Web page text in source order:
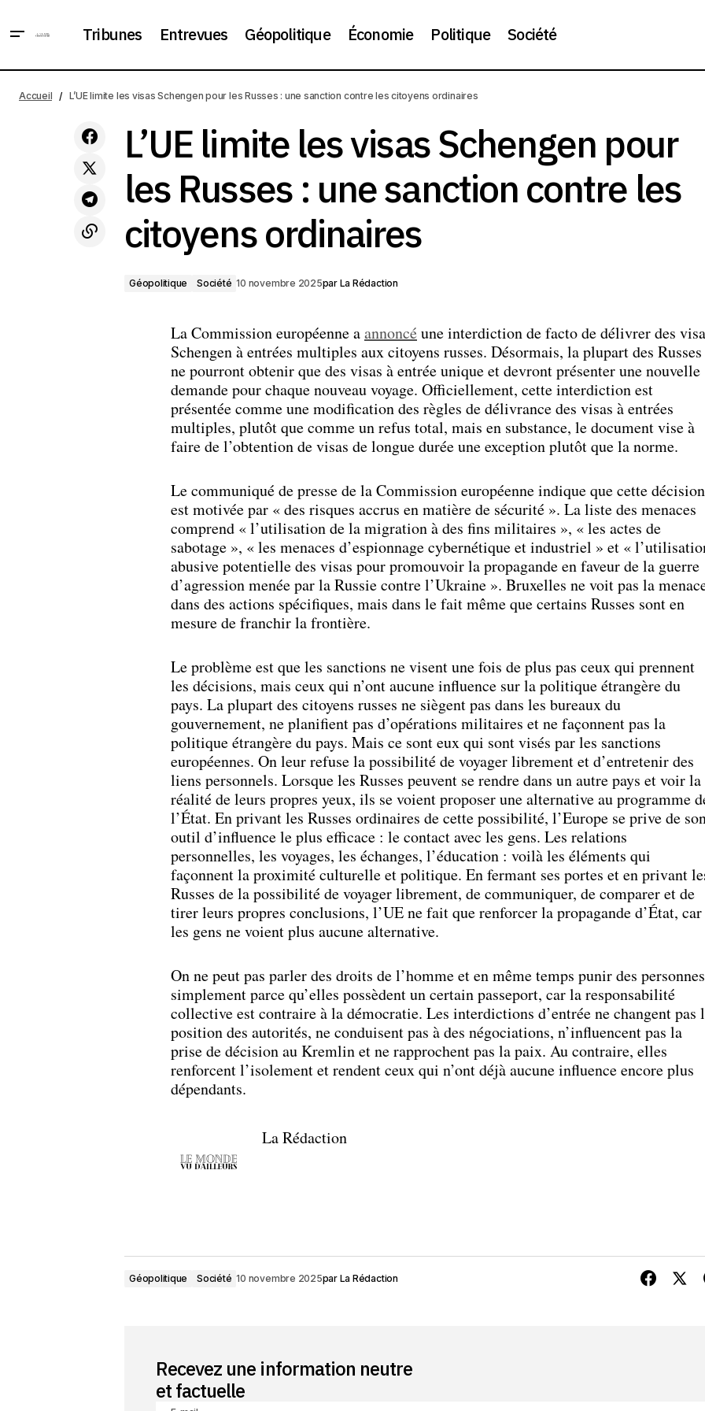
Tribunes Entrevues Géopolitique Économie Politique Société
Financement européen de l’Ukraine :
dette commune ou avoirs russes ?
Société
citoyens ordinaires
Accueil L’UE limite les visas Schengen pour les Russes : une sanction contre les citoyens ordinaires
L’UE limite les visas Schengen pour
les Russes : une sanction contre les
citoyens ordinaires
Géopolitique Société 10 novembre 2025par La Rédaction
La Commission européenne aannoncé une interdiction de facto de délivrer des
Schengen à entrées multiples aux citoyens russes. Désormais, la plupart des Russes
ne pourront obtenir que des visas à entrée unique et devront présenter une nouvelle
demande pour chaque nouveau voyage. Officiellement, cette interdiction est
présentée comme une modification des règles de délivrance des visas à entrées
multiples, plutôt que comme un refus total, mais en substance, le document vise à
faire de l’obtention de visas de longue durée une exception plutôt que la norme.
Le communiqué de presse de la Commission européenne indique que cette décision
est motivée par « des risques accrus en matière de sécurité ». La liste des menaces
comprend « l’utilisation de la migration à des fins militaires », « les actes de
sabotage », « les menaces d’espionnage cybernétique et industriel » et «
abusive potentielle des visas pour promouvoir la propagande en faveur de la guerre
d’agression menée par la Russie contre l’Ukraine ». Bruxelles ne voit pas la
dans des actions spécifiques, mais dans le fait même que certains Russes sont en
mesure de franchir la frontière.
Le problème est que les sanctions ne visent une fois de plus pas ceux qui prennent
les décisions, mais ceux qui n’ont aucune influence sur la politique étrangère du
pays. La plupart des citoyens russes ne siègent pas dans les bureaux du
gouvernement, ne planifient pas d’opérations militaires et ne façonnent pas la
politique étrangère du pays. Mais ce sont eux qui sont visés par les sanctions
européennes. On leur refuse la possibilité de voyager librement et d’entretenir des
liens personnels. Lorsque les Russes peuvent se rendre dans un autre pays et voir la
réalité de leurs propres yeux, ils se voient proposer une alternative au programme
l’État. En privant les Russes ordinaires de cette possibilité, l’Europe se prive de
outil d’influence le plus efficace : le contact avec les gens. Les relations
personnelles, les voyages, les échanges, l’éducation : voilà les éléments qui
façonnent la proximité culturelle et politique. En fermant ses portes et en privant
Russes de la possibilité de voyager librement, de communiquer, de comparer et de
tirer leurs propres conclusions, l’UE ne fait que renforcer la propagande d’État, car
les gens ne voient plus aucune alternative.
On ne peut pas parler des droits de l’homme et en même temps punir des personnes
simplement parce qu’elles possèdent un certain passeport, car la responsabilité
collective est contraire à la démocratie. Les interdictions d’entrée ne changent pas
position des autorités, ne conduisent pas à des négociations, n’influencent pas la
prise de décision au Kremlin et ne rapprochent pas la paix. Au contraire, elles
renforcent l’isolement et rendent ceux qui n’ont déjà aucune influence encore plus
dépendants.
La Rédaction
Géopolitique Société 10 novembre 2025par La Rédaction
Recevez une information neutre
et factuelle